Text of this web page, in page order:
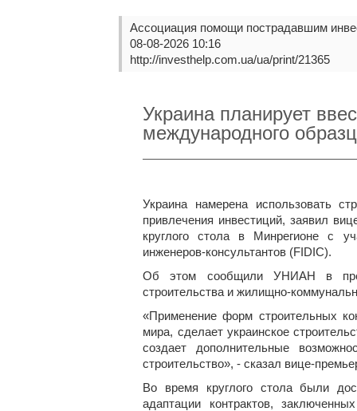
Ассоциация помощи пострадавшим
08-08-2026 10:16
http://investhelp.com.ua/ua/print/21365
Украина планирует
международного
Украина намерена использовать
привлечения инвестиций, заявил
круглого стола в Минрегионе с
инженеров-консультантов (FIDIC).
Об этом сообщили УНИАН в
строительства и жилищно-
«Применение форм строительных
мира, сделает украинское
создает дополнительные
строительство», - сказал вице-
Во время круглого стола были
адаптации контрактов,